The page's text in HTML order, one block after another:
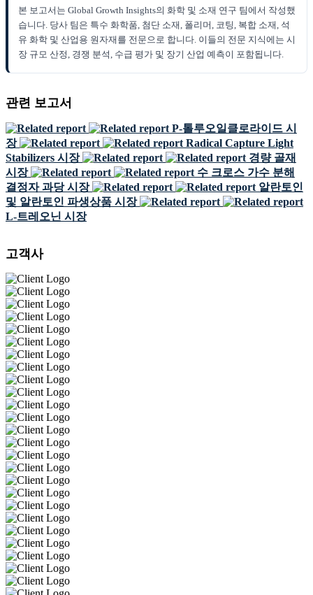
본 보고서는 Global Growth Insights의 화학 및 소재 연구 팀에서 작성했
습니다. 당사 팀은 특수 화학품, 첨단 소재, 폴리머, 코팅, 복합 소재, 석
유 화학 및 산업용 원자재를 전문으로 합니다. 이들의 전문 지식에는 시
장 규모 산정, 경쟁 분석, 수급 평가 및 장기 산업 예측이 포함됩니다.
관련 보고서
P-톨루오일클로라이드 시
장
Radical Capture Light
Stabilizers 시장
경량 골재
시장
수 크로스 가수 분해
결정자 과당 시장
알란토인
및 알란토인 파생상품 시장
L-트레오닌 시장
고객사